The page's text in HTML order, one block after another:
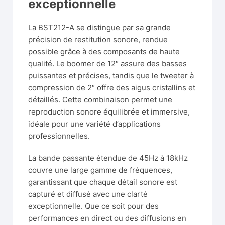
exceptionnelle
La BST212-A se distingue par sa grande
précision de restitution sonore, rendue
possible grâce à des composants de haute
qualité. Le boomer de 12″ assure des basses
puissantes et précises, tandis que le tweeter à
compression de 2″ offre des aigus cristallins et
détaillés. Cette combinaison permet une
reproduction sonore équilibrée et immersive,
idéale pour une variété d’applications
professionnelles.
La bande passante étendue de 45Hz à 18kHz
couvre une large gamme de fréquences,
garantissant que chaque détail sonore est
capturé et diffusé avec une clarté
exceptionnelle. Que ce soit pour des
performances en direct ou des diffusions en